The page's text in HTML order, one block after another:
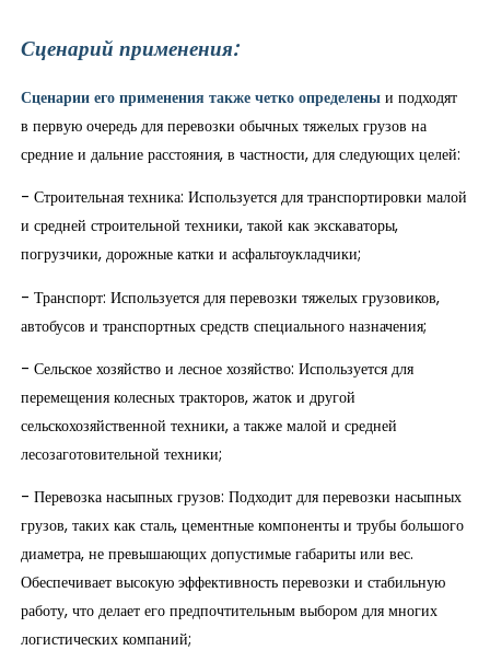
Сценарий применения:
Сценарии его применения также четко определены и подходят
в первую очередь для перевозки обычных тяжелых грузов на
средние и дальние расстояния, в частности, для следующих целей:
- Строительная техника: Используется для транспортировки малой
и средней строительной техники, такой как экскаваторы,
погрузчики, дорожные катки и асфальтоукладчики;
- Транспорт: Используется для перевозки тяжелых грузовиков,
автобусов и транспортных средств специального назначения;
- Сельское хозяйство и лесное хозяйство: Используется для
перемещения колесных тракторов, жаток и другой
сельскохозяйственной техники, а также малой и средней
лесозаготовительной техники;
- Перевозка насыпных грузов: Подходит для перевозки насыпных
грузов, таких как сталь, цементные компоненты и трубы большого
диаметра, не превышающих допустимые габариты или вес.
Обеспечивает высокую эффективность перевозки и стабильную
работу, что делает его предпочтительным выбором для многих
логистических компаний;